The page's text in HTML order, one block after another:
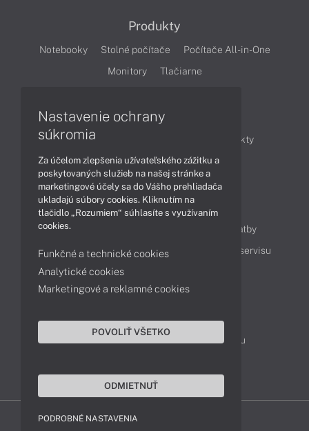
Produkty
Notebooky Stolné počítače
Počítače All-in-One
Monitory
Tlačiarne
Články
Obchodné informácie
Produkty
Technológie
Videá
Obsah
Ako nakupovať
Možnosti doručenia a platby
Podpora a servis
Servisné služby Cenník servisu
Kontakty
043 4224 771
Obchodné oddelenie
Reklamácia tovaru
Nastavenie ochrany
súkromia
Za účelom zlepšenia užívateľského zážitku a
poskytovaných služieb na našej stránke a
marketingové účely sa do Vášho prehliadača
ukladajú súbory cookies. Kliknutím na
tlačidlo „Rozumiem“ súhlasíte s využívaním
cookies.
Funkčné a technické cookies
Analytické cookies
Marketingové a reklamné cookies
POVOLIŤ VŠETKO
ODMIETNUŤ
PODROBNÉ NASTAVENIA